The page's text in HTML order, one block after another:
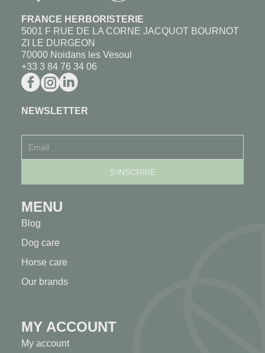
FRANCE HERBORISTERIE
5001 F RUE DE LA CORNE JACQUOT BOURNOT
ZI LE DURGEON
70000 Noidans les Vesoul
+33 3 84 76 34 06
NEWSLETTER
MENU
Blog
Dog care
Horse care
Our brands
MY ACCOUNT
My account